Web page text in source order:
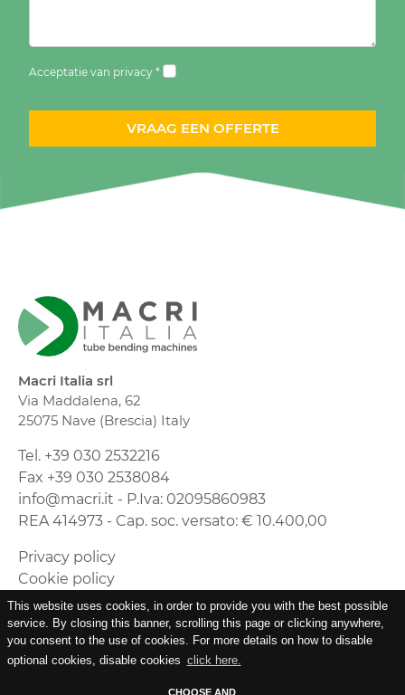
This website uses cookies, in order to provide you with the best possible
service. By closing this banner, scrolling this page or clicking anywhere,
you consent to the use of cookies. For more details on how to disable
optional cookies, disable cookies click here.
CHOOSE AND
Acceptatie van privacy *
VRAAG EEN OFFERTE
Macri Italia srl
Via Maddalena, 62
25075 Nave (Brescia) Italy
Tel. +39 030 2532216
Fax +39 030 2538084
info@macri.it - P.Iva: 02095860983
REA 414973 - Cap. soc. versato: € 10.400,00
Privacy policy
Cookie policy
Timmagine | Agenzia di marketing e
comunicazione